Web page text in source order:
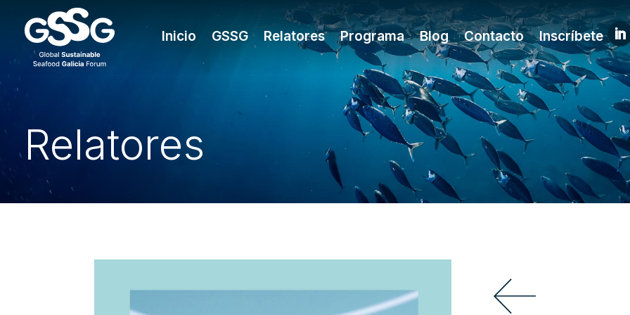
Inicio GSSG Relatores Programa Blog Contacto Inscríbete
Relatores